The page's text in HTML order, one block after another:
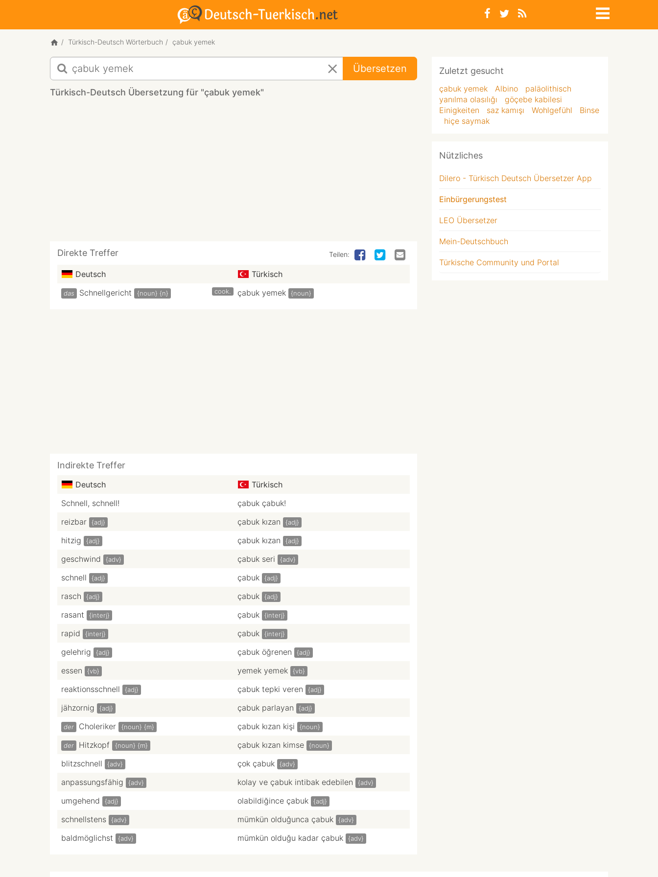
Türkisch-Deutsch Wörterbuch çabuk yemek
Türkisch-
Deutsch
Übersetzung
für
Übersetzen
Türkisch-Deutsch Übersetzung für "çabuk yemek"
Direkte Treffer Teilen:
Deutsch Türkisch
das Schnellgericht {noun} {n} cook. çabuk yemek {noun}
Indirekte Treffer
Deutsch
Türkisch
Schnell, schnell!
çabuk çabuk!
reizbar
{adj} çabuk kızan {adj}
hitzig {adj} çabuk kızan {adj}
geschwind {adv} çabuk seri {adv}
schnell {adj} çabuk {adj}
rasch {adj} çabuk {adj}
rasant {interj} çabuk {interj}
rapid {interj} çabuk {interj}
gelehrig {adj} çabuk öğrenen {adj}
essen {vb} yemek yemek {vb}
reaktionsschnell {adj} çabuk tepki veren {adj}
jähzornig {adj} çabuk parlayan {adj}
der Choleriker {noun} {m} çabuk kızan kişi {noun}
der Hitzkopf {noun} {m} çabuk kızan kimse {noun}
blitzschnell {adv} çok çabuk {adv}
anpassungsfähig {adv} kolay ve çabuk intibak edebilen {adv}
umgehend {adj} olabildiğince çabuk {adj}
schnellstens {adv} mümkün olduğunca çabuk {adv}
baldmöglichst {adv} mümkün olduğu kadar çabuk {adv}
Zuletzt gesucht
çabuk yemek Albino
paläolithisch
yanılma olasılığı
göçebe kabilesi
Einigkeiten
saz kamışı Wohlgefühl
Binse
hiçe saymak
Nützliches
Dilero - Türkisch Deutsch Übersetzer App
Einbürgerungstest
LEO Übersetzer
Mein-Deutschbuch
Türkische Community und Portal